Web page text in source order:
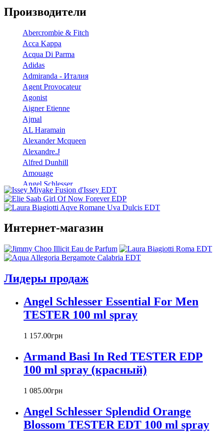
Производители
Abercrombie & Fitch
Acca Kappa
Acqua Di Parma
Adidas
Admiranda - Италия
Agent Provocateur
Agonist
Aigner Etienne
Ajmal
AL Haramain
Alexander Mcqueen
Alexandre.J
Alfred Dunhill
Amouage
Angel Schlesser
Anna Sui
Annayake
Antonio Banderas
Armaf
Armand Basi
Azzaro
Baldinini
Banana Republic
Betty Barclay
Bill Blass
Biotherm
Blumarine
Bond № 9
Boucheron
Bourjois
Britney Spears
Интернет-магазин
Лидеры продаж
Angel Schlesser Essential For Men
TESTER 100 ml spray
1 157.00грн
Armand Basi In Red TESTER EDP
100 ml spray (красный)
1 085.00грн
Angel Schlesser Splendid Orange
Blossom TESTER EDT 100 ml spray